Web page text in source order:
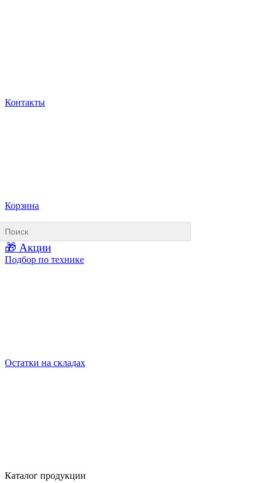
Контакты
Корзина
🎁 Акции
Подбор по технике
Остатки на складах
Каталог продукции